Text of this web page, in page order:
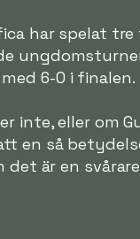
har spelat tre
med 6-0 i finalen.
inte, eller om
en så
det är en